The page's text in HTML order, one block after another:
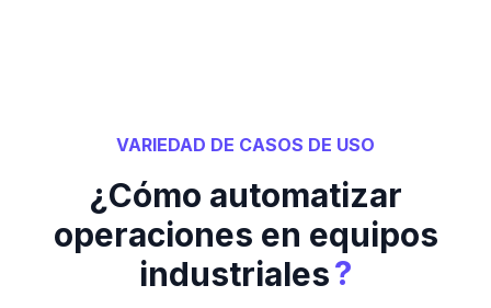
VARIEDAD DE CASOS DE USO
¿Cómo automatizar
operaciones en equipos
industriales?